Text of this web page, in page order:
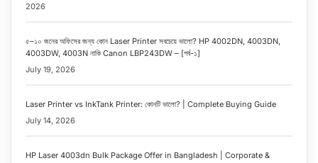
2026
৫–১০ জনের অফিসের জন্য কোন Laser Printer সবচেয়ে ভালো? HP 4002DN, 4003DN,
4003DW, 4003N নাকি Canon LBP243DW – [পর্ব-১]
July 19, 2026
Laser Printer vs InkTank Printer: কোনটি ভালো? | Complete Buying Guide
July 14, 2026
HP Laser 4003dn Bulk Package Offer in Bangladesh | Corporate &